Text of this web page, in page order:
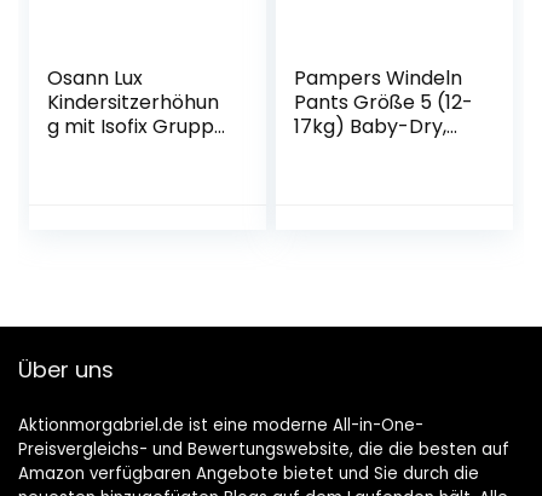
Osann Lux
Kindersitzerhöhun
g mit Isofix Gruppe
Pampers Windeln
Pants Größe 5 (12-
17kg) Baby-Dry,
Über uns
Aktionmorgabriel.de ist eine moderne All-in-One-
Preisvergleichs- und Bewertungswebsite, die die besten auf
Amazon verfügbaren Angebote bietet und Sie durch die